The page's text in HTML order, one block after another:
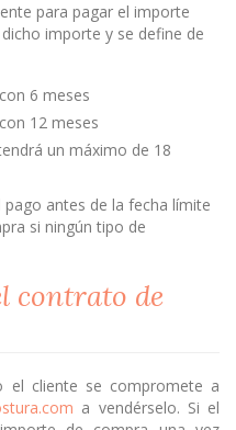
para pagar el importe
importe y se define de
6 meses
12 meses
un máximo de 18
antes de la fecha límite
si ningún tipo de
contrato de
el cliente se compromete a
a vendérselo. Si el